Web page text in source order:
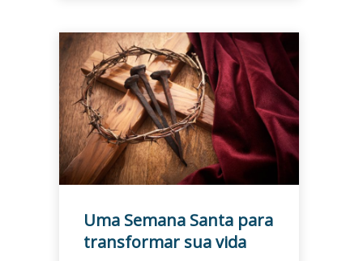
Uma Semana Santa para
transformar sua vida